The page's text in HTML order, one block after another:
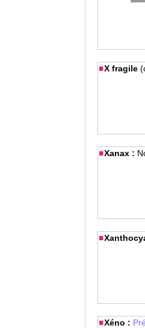
X fragile
Xanax :
Xéno :